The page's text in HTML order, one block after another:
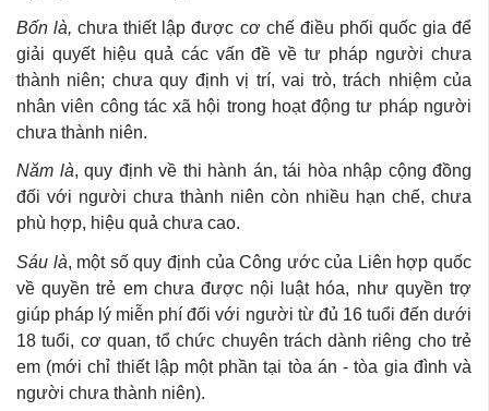
Bốn là, chưa thiết lập được cơ chế điều phối quốc gia để
giải quyết hiệu quả các vấn đề về tư pháp người chưa
thành niên; chưa quy định vị trí, vai trò, trách nhiệm của
nhân viên công tác xã hội trong hoạt động tư pháp người
chưa thành niên.
Năm là, quy định về thi hành án, tái hòa nhập cộng đồng
đối với người chưa thành niên còn nhiều hạn chế, chưa
phù hợp, hiệu quả chưa cao.
Sáu là, một số quy định của Công ước của Liên hợp quốc
về quyền trẻ em chưa được nội luật hóa, như quyền trợ
giúp pháp lý miễn phí đối với người từ đủ 16 tuổi đến dưới
18 tuổi, cơ quan, tổ chức chuyên trách dành riêng cho trẻ
em (mới chỉ thiết lập một phần tại tòa án - tòa gia đình và
người chưa thành niên).